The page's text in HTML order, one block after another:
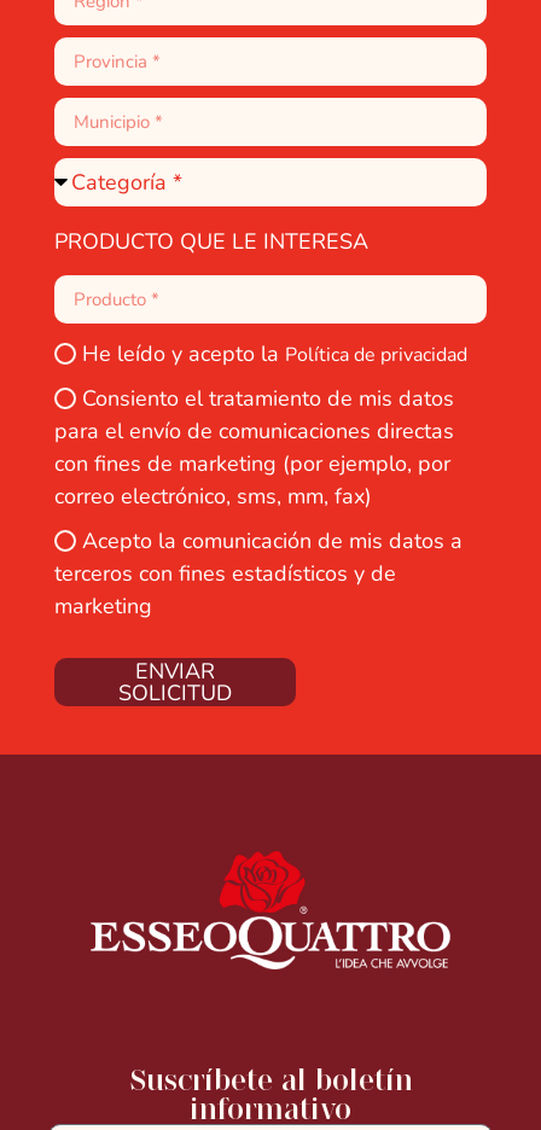
PRODUCTO QUE LE INTERESA
He leído y acepto la Política de privacidad
Consiento el tratamiento de mis datos
para el envío de comunicaciones directas
con fines de marketing (por ejemplo, por
correo electrónico, sms, mm, fax)
Acepto la comunicación de mis datos a
terceros con fines estadísticos y de
marketing
ENVIAR
SOLICITUD
Suscríbete al boletín
informativo